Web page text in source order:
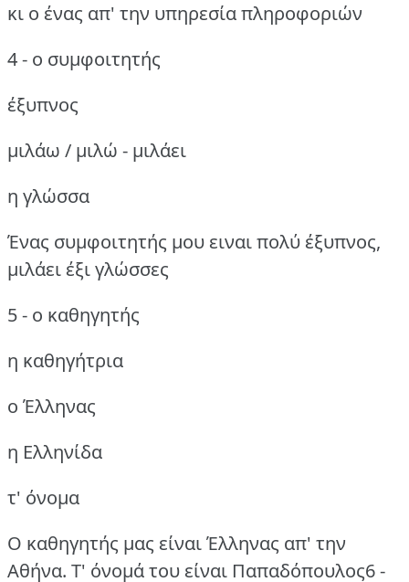
κι ο ένας απ' την υπηρεσία πληροφοριών
4 - ο συμφοιτητής
έξυπνος
μιλάω / μιλώ - μιλάει
η γλώσσα
Ένας συμφοιτητής μου ειναι πολύ έξυπνος,
μιλάει έξι γλώσσες
5 - ο καθηγητής
η καθηγήτρια
ο Έλληνας
η Ελληνίδα
τ' όνομα
Ο καθηγητής μας είναι Έλληνας απ' την
Αθήνα. Τ' όνομά του είναι Παπαδόπουλος6 -